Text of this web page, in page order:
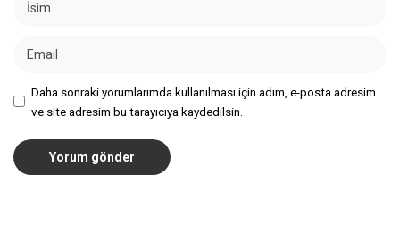
Daha sonraki yorumlarımda kullanılması için adım, e-posta adresim
ve site adresim bu tarayıcıya kaydedilsin.